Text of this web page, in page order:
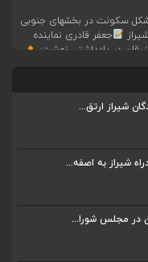
سکونت در بخشهای جنوبی
جعفر قادری نماینده
در یادداشتی نوشت:
شغلی صنعتی در جنوب و
شیراز ارتق...
در مجلس شورا...